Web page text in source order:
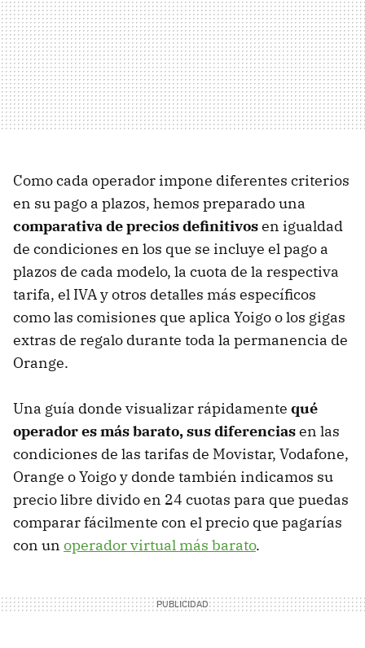
Como cada operador impone diferentes criterios
en su pago a plazos, hemos preparado una
comparativa de precios definitivosen igualdad
de condiciones en los que se incluye el pago a
plazos de cada modelo, la cuota de la respectiva
tarifa, el IVA y otros detalles más específicos
como las comisiones que aplica Yoigo o los gigas
extras de regalo durante toda la permanencia de
Orange.
Una guía donde visualizar rápidamente qué
operador es más barato, sus diferenciasen las
condiciones de las tarifas de Movistar, Vodafone,
Orange o Yoigo y donde también indicamos su
precio libre divido en 24 cuotas para que puedas
comparar fácilmente con el precio que pagarías
con un operador virtual más barato.